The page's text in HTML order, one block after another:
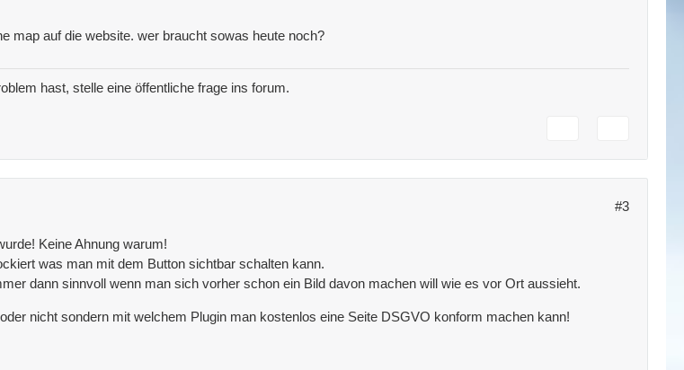
map auf die website. wer braucht sowas heute noch?
hast, stelle eine öffentliche frage ins forum.
#3
Keine Ahnung warum!
was man mit dem Button sichtbar schalten kann.
dann sinnvoll wenn man sich vorher schon ein Bild davon machen will wie es vor Ort aussieht.
nicht sondern mit welchem Plugin man kostenlos eine Seite DSGVO konform machen kann!